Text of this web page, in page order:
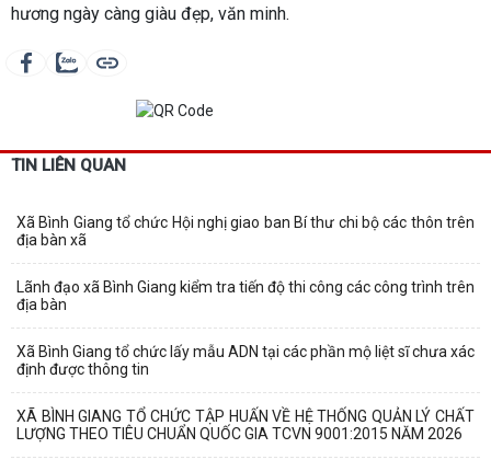
hương ngày càng giàu đẹp, văn minh.
TIN LIÊN QUAN
Xã Bình Giang tổ chức Hội nghị giao ban Bí thư chi bộ các thôn trên
địa bàn xã
Lãnh đạo xã Bình Giang kiểm tra tiến độ thi công các công trình trên
địa bàn
Xã Bình Giang tổ chức lấy mẫu ADN tại các phần mộ liệt sĩ chưa xác
định được thông tin
XÃ BÌNH GIANG TỔ CHỨC TẬP HUẤN VỀ HỆ THỐNG QUẢN LÝ CHẤT
LƯỢNG THEO TIÊU CHUẨN QUỐC GIA TCVN 9001:2015 NĂM 2026